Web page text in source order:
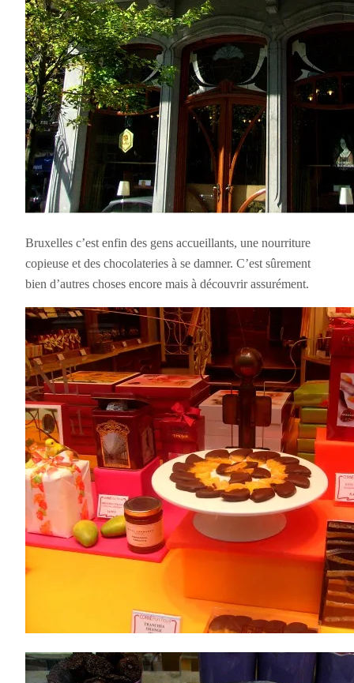
Bruxelles c’est enfin des gens accueillants, une nourriture
copieuse et des chocolateries à se damner. C’est sûrement
bien d’autres choses encore mais à découvrir assurément.